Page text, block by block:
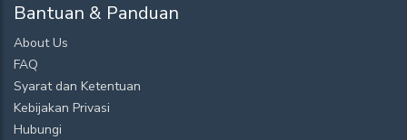
Bantuan & Panduan
About Us
FAQ
Syarat dan Ketentuan
Kebijakan Privasi
Hubungi